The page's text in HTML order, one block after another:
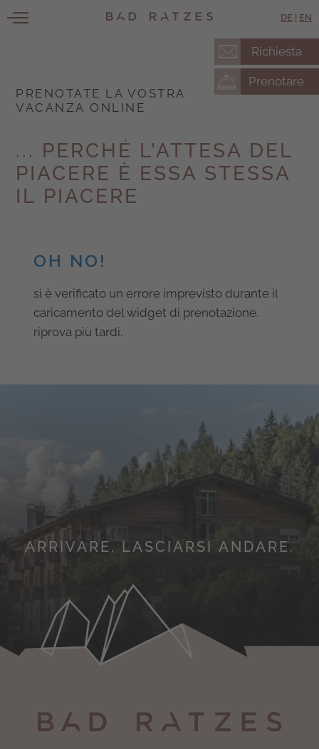
DE EN
Richiesta
Prenotare
PRENOTATE LA VOSTRA
VACANZA ONLINE
... PERCHÉ L'ATTESA DEL
PIACERE È ESSA STESSA
IL PIACERE
OH NO!
si è verificato un errore imprevisto durante il
caricamento del widget di prenotazione.
riprova più tardi.
ARRIVARE. LASCIARSI ANDARE.